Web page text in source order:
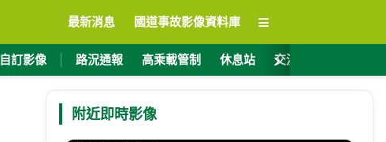
最新消息 國道事故影像資料庫 ≡
自訂影像 路況通報 高乘載管制 休息站 交流道資訊
›
附近即時影像